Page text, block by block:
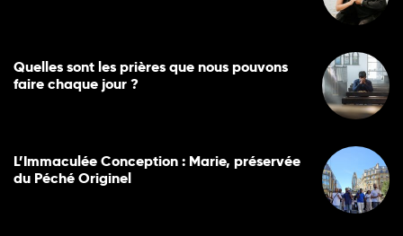
Quelles sont les prières que nous pouvons
faire chaque jour ?
L’Immaculée Conception : Marie, préservée
du Péché Originel